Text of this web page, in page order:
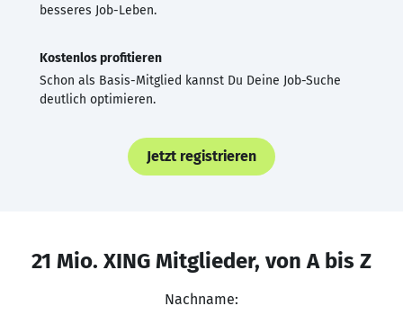
besseres Job-Leben.
Kostenlos profitieren
Schon als Basis-Mitglied kannst Du Deine Job-Suche
deutlich optimieren.
Jetzt registrieren
21 Mio. XING Mitglieder, von A bis Z
Nachname: